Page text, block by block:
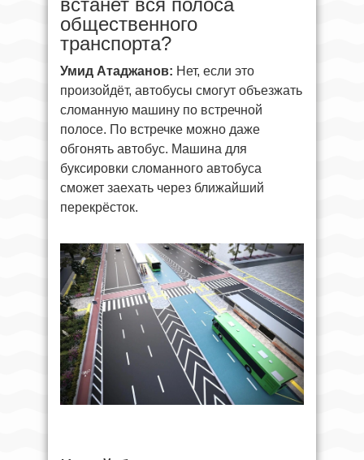
общественного
транспорта?
Умид Атаджанов: Нет, если это
произойдёт, автобусы смогут объезжать
сломанную машину по встречной
полосе. По встречке можно даже
обгонять автобус. Машина для
буксировки сломанного автобуса
сможет заехать через ближайший
перекрёсток.